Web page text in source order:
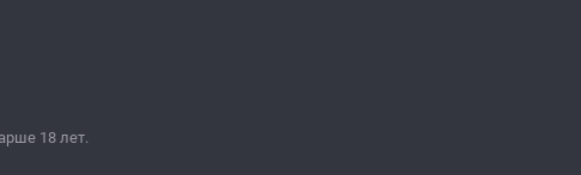
18 лет.